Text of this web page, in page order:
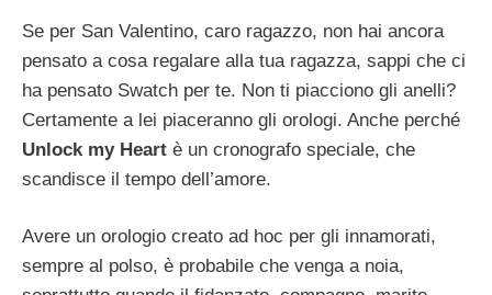
Se per San Valentino, caro ragazzo, non hai ancora
pensato a cosa regalare alla tua ragazza, sappi che ci
ha pensato Swatch per te. Non ti piacciono gli anelli?
Certamente a lei piaceranno gli orologi. Anche perché
Unlock my Heart è un cronografo speciale, che
scandisce il tempo dell’amore.
Avere un orologio creato ad hoc per gli innamorati,
sempre al polso, è probabile che venga a noia,